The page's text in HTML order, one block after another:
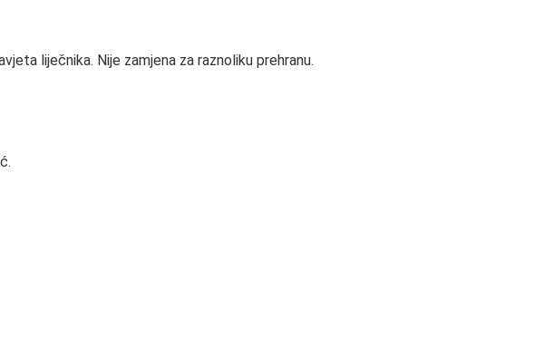
liječnika. Nije zamjena za raznoliku prehranu.